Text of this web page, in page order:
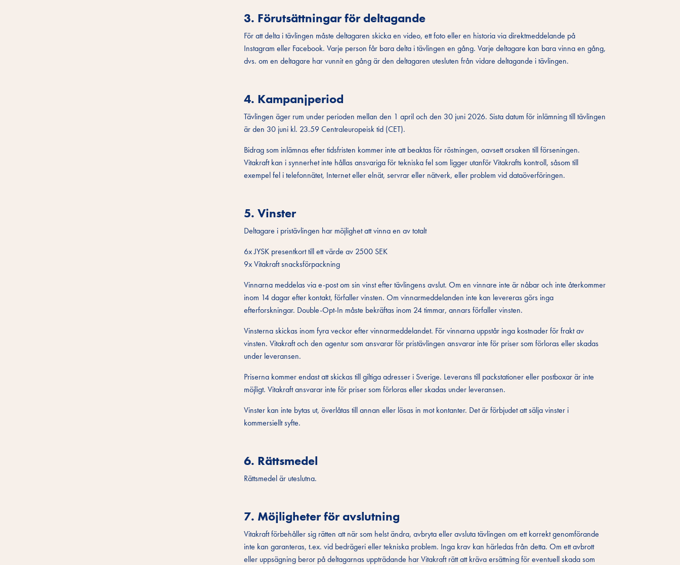
3. Förutsättningar för deltagande
För att delta i tävlingen måste deltagaren skicka en video, ett foto eller en historia via direktmeddelande på
Instagram eller Facebook. Varje person får bara delta i tävlingen en gång. Varje deltagare kan bara vinna en gång,
dvs. om en deltagare har vunnit en gång är den deltagaren utesluten från vidare deltagande i tävlingen.
4. Kampanjperiod
Tävlingen äger rum under perioden mellan den 1 april och den 30 juni 2026. Sista datum för inlämning till tävlingen
är den 30 juni kl. 23.59 Centraleuropeisk tid (CET).
Bidrag som inlämnas efter tidsfristen kommer inte att beaktas för röstningen, oavsett orsaken till förseningen.
Vitakraft kan i synnerhet inte hållas ansvariga för tekniska fel som ligger utanför Vitakrafts kontroll, såsom till
exempel fel i telefonnätet, Internet eller elnät, servrar eller nätverk, eller problem vid dataöverföringen.
5. Vinster
Deltagare i pristävlingen har möjlighet att vinna en av totalt
6x JYSK presentkort till ett värde av 2500 SEK
9x Vitakraft snacksförpackning
Vinnarna meddelas via e-post om sin vinst efter tävlingens avslut. Om en vinnare inte är nåbar och inte återkommer
inom 14 dagar efter kontakt, förfaller vinsten. Om vinnarmeddelanden inte kan levereras görs inga
efterforskningar. Double-Opt-In måste bekräftas inom 24 timmar, annars förfaller vinsten.
Vinsterna skickas inom fyra veckor efter vinnarmeddelandet. För vinnarna uppstår inga kostnader för frakt av
vinsten. Vitakraft och den agentur som ansvarar för pristävlingen ansvarar inte för priser som förloras eller skadas
under leveransen.
Priserna kommer endast att skickas till giltiga adresser i Sverige. Leverans till packstationer eller postboxar är inte
möjligt. Vitakraft ansvarar inte för priser som förloras eller skadas under leveransen.
Vinster kan inte bytas ut, överlåtas till annan eller lösas in mot kontanter. Det är förbjudet att sälja vinster i
kommersiellt syfte.
6. Rättsmedel
Rättsmedel är uteslutna.
7. Möjligheter för avslutning
Vitakraft förbehåller sig rätten att när som helst ändra, avbryta eller avsluta tävlingen om ett korrekt genomförande
inte kan garanteras, t.ex. vid bedrägeri eller tekniska problem. Inga krav kan härledas från detta. Om ett avbrott
eller uppsägning beror på deltagarnas uppträdande har Vitakraft rätt att kräva ersättning för eventuell skada som